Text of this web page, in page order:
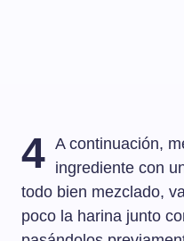
4 A continuación,
ingrediente con
todo bien mezclado,
poco la harina junto